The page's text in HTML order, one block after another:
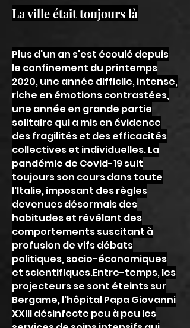
La ville était toujours là
Plus d'un an s'est écoulé depuis
le confinement du printemps
2020, une année difficile, intense,
riche en émotions contrastées,
une année en grande partie
solitaire qui a mis en évidence
des fragilités et des efficacités
collectives et individuelles. La
pandémie de Covid-19 suit
toujours son cours dans toute
l'Italie, imposant des règles
devenues désormais des
habitudes et révélant des
comportements suscitant à
profusion de vifs débats
politiques, socio-économiques
et scientifiques.Entre-temps, les
projecteurs se sont éteints sur
Bergame, l'hôpital Papa Giovanni
XXIII désinfecte peu à peu les